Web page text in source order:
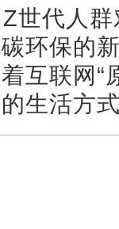
世代人
环保的
互联网“
生活方